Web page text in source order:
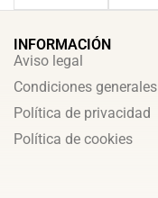
INFORMACIÓN
Aviso legal
Condiciones generales
Política de privacidad
Política de cookies